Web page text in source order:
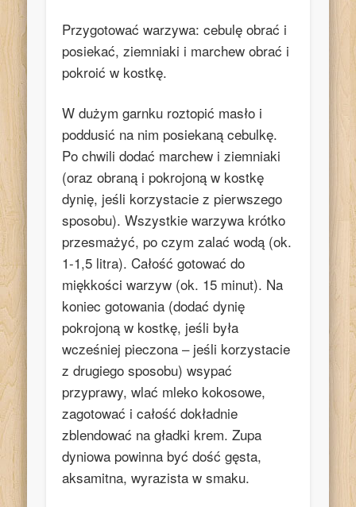
Przygotować warzywa: cebulę obrać i
posiekać, ziemniaki i marchew obrać i
pokroić w kostkę.
W dużym garnku roztopić masło i
poddusić na nim posiekaną cebulkę.
Po chwili dodać marchew i ziemniaki
(oraz obraną i pokrojoną w kostkę
dynię, jeśli korzystacie z pierwszego
sposobu). Wszystkie warzywa krótko
przesmażyć, po czym zalać wodą (ok.
1-1,5 litra). Całość gotować do
miękkości warzyw (ok. 15 minut). Na
koniec gotowania (dodać dynię
pokrojoną w kostkę, jeśli była
wcześniej pieczona – jeśli korzystacie
z drugiego sposobu) wsypać
przyprawy, wlać mleko kokosowe,
zagotować i całość dokładnie
zblendować na gładki krem. Zupa
dyniowa powinna być dość gęsta,
aksamitna, wyrazista w smaku.